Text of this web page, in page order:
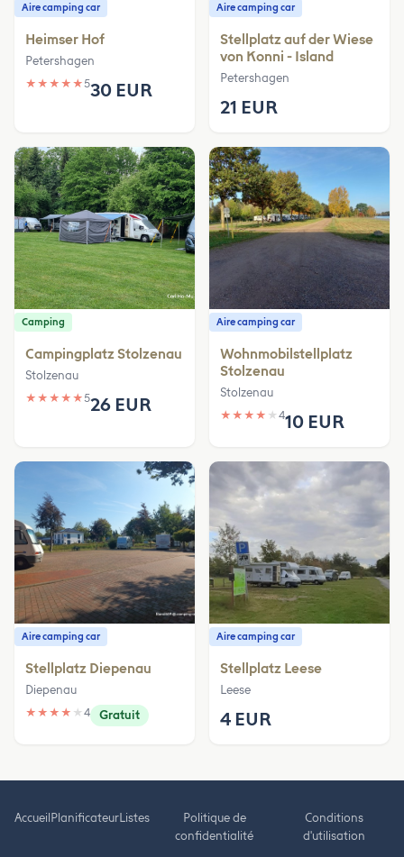
Aire camping car
Heimser Hof
Petershagen
★ ★ ★ ★ ★530 EUR
Aire camping car
Stellplatz auf der Wiese
von Konni - Island
Petershagen
21 EUR
Camping
Campingplatz Stolzenau
Stolzenau
★ ★ ★ ★ ★526 EUR
Aire camping car
Wohnmobilstellplatz
Stolzenau
Stolzenau
★ ★ ★ ★ ★ 410 EUR
Aire camping car
Stellplatz Diepenau
Diepenau
★ ★ ★ ★ ★ 4 Gratuit
Aire camping car
Stellplatz Leese
Leese
4 EUR
AccueilPlanificateurListes
Politique de
confidentialité
Conditions
d'utilisation